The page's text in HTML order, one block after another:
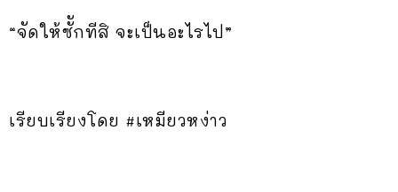
“จัดให้ซัักทีสิ จะเป็นอะไรไป”
เรียบเรียงโดย #เหมียวหง่าว